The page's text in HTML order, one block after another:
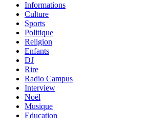
Informations
Culture
Sports
Politique
Religion
Enfants
DJ
Rire
Radio Campus
Interview
Noël
Musique
Education